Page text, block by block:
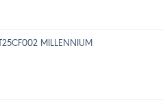
MILLENNIUM